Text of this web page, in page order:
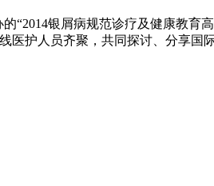
“2014银屑病规范诊疗及健康教育
医护人员齐聚，共同探讨、分享国